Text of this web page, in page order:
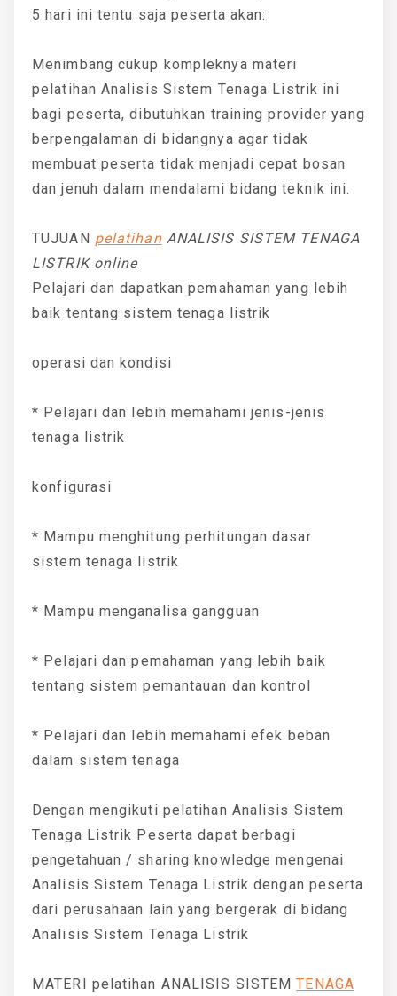
5 hari ini tentu saja peserta akan:
Menimbang cukup kompleknya materi
pelatihan Analisis Sistem Tenaga Listrik ini
bagi peserta, dibutuhkan training provider yang
berpengalaman di bidangnya agar tidak
membuat peserta tidak menjadi cepat bosan
dan jenuh dalam mendalami bidang teknik ini.
TUJUAN pelatihanANALISIS SISTEM TENAGA
LISTRIK online
Pelajari dan dapatkan pemahaman yang lebih
baik tentang sistem tenaga listrik
operasi dan kondisi
* Pelajari dan lebih memahami jenis-jenis
tenaga listrik
konfigurasi
* Mampu menghitung perhitungan dasar
sistem tenaga listrik
* Mampu menganalisa gangguan
* Pelajari dan pemahaman yang lebih baik
tentang sistem pemantauan dan kontrol
* Pelajari dan lebih memahami efek beban
dalam sistem tenaga
Dengan mengikuti pelatihan Analisis Sistem
Tenaga Listrik Peserta dapat berbagi
pengetahuan / sharing knowledge mengenai
Analisis Sistem Tenaga Listrik dengan peserta
dari perusahaan lain yang bergerak di bidang
Analisis Sistem Tenaga Listrik
MATERI pelatihan ANALISIS SISTEMTENAGA